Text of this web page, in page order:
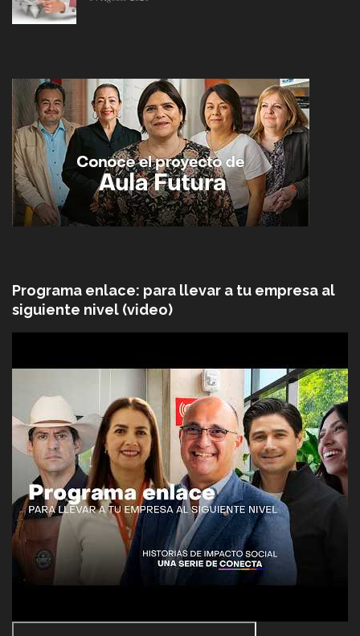
Programa enlace: para llevar a tu empresa al
siguiente nivel (video)